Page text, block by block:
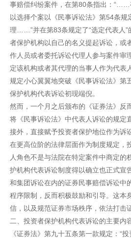
事赔偿纠纷案件，在第80条指出：
以选择个案以《民事诉讼法》第54条规
理……”并在第83条规定了“选定代表人”
者保护机构以自己的名义提起诉讼，或
作人员或者委托诉讼代理人参与案件审
定该机构或者其代理的当事人作为代表
规定小心翼翼地突破《民事诉讼法》第
保护机构代表诉讼初现端倪。
然而，一个月之后颁布的《证券法》反
将《民事诉讼法》中代表人诉讼的规定
接外，直接赋予投资者保护地位作为诉
在更高位阶的法律层面作为制度规定，
人角色不是与法院在特定案件中商定的
护机构代表诉讼制度得以确立也正式宣
和集团诉讼在内的证券民事赔偿诉讼中
程序限制，反而积极鼓励和引导。这本
信，以及规范证券市场秩序，依法打击
二、投资者保护机构代表诉讼的主要内
《证券法》第九十五条第一款规定：“